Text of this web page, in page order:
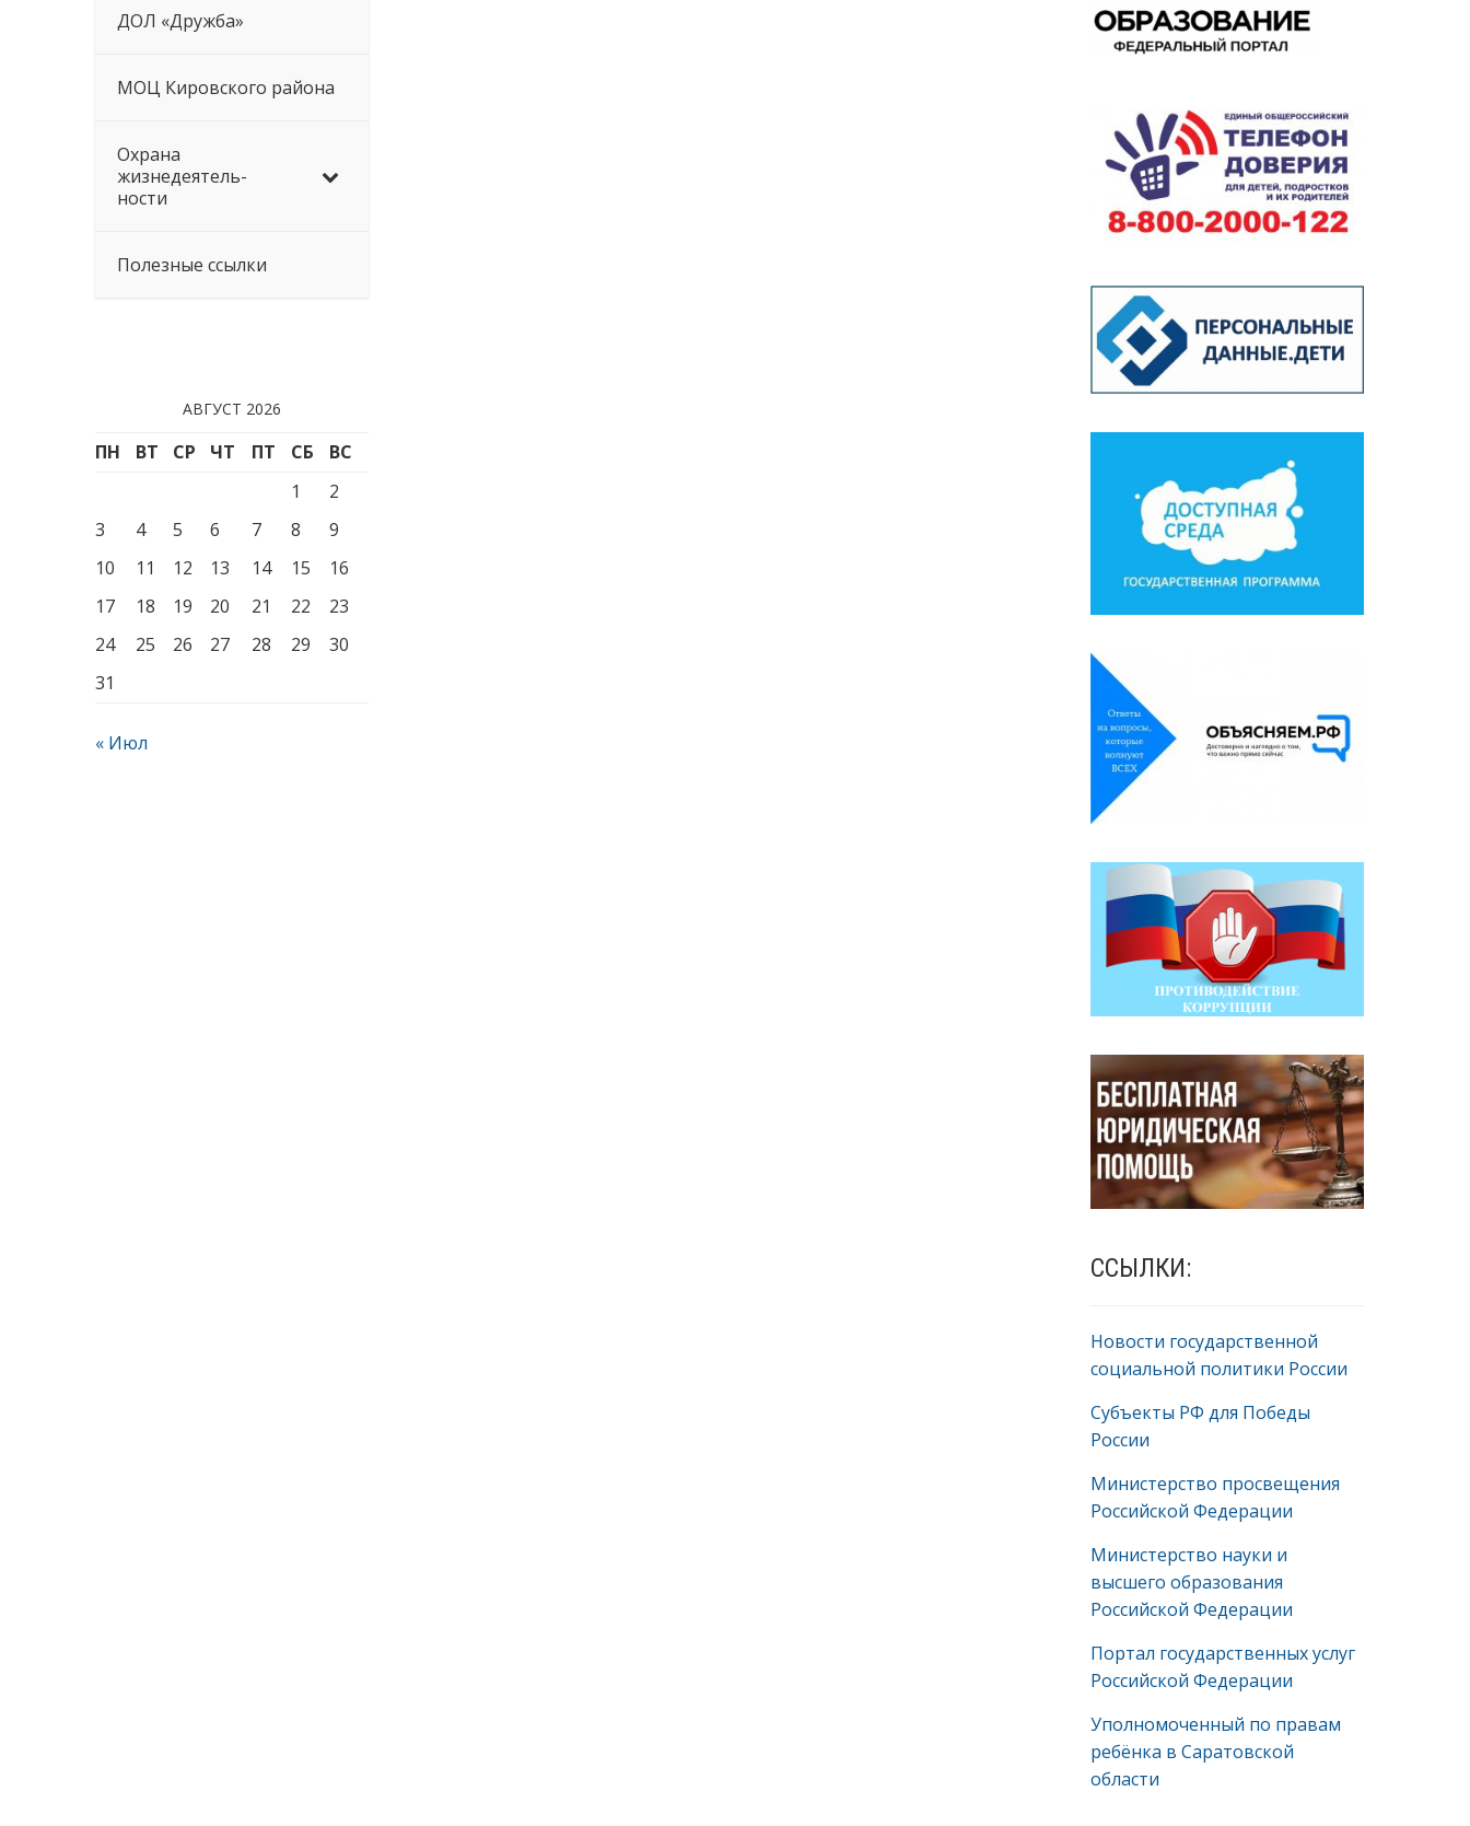
ДОЛ «Дружба»
МОЦ Кировского района
Охрана
жизнедеятель-
ности
Полезные ссылки
АВГУСТ 2026
ПН ВТ СР ЧТ ПТ СБ
ВС
1
2
3
4 5 6 7 8
9
10
11 12 13 14 15
16
17
18 19 20 21 22
23
24
25 26 27 28 29
30
31
« Июл
ССЫЛКИ:
Новости государственной
социальной политики России
Субъекты РФ для Победы
России
Министерство просвещения
Российской Федерации
Министерство науки и
высшего образования
Российской Федерации
Портал государственных услуг
Российской Федерации
Уполномоченный по правам
ребёнка в Саратовской
области